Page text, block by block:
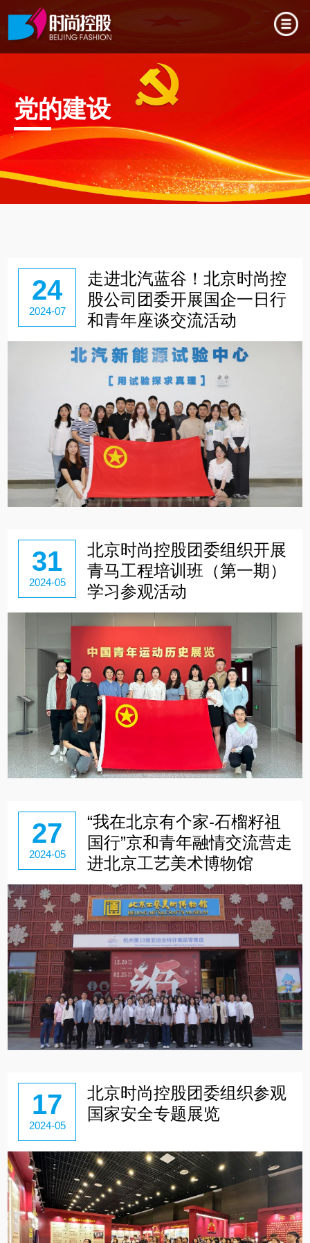
党的建设
24
2024-07
走进北汽蓝谷！北京时尚控
股公司团委开展国企一日行
和青年座谈交流活动
31
2024-05
北京时尚控股团委组织开展
青马工程培训班（第一期）
学习参观活动
27
2024-05
“我在北京有个家-石榴籽祖
国行”京和青年融情交流营走
进北京工艺美术博物馆
17
2024-05
北京时尚控股团委组织参观
国家安全专题展览